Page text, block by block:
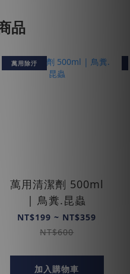
品
萬用除汙
萬用清潔劑 500ml
| 鳥糞.昆蟲
NT$199 ~ NT$359
NT$600
加入購物車